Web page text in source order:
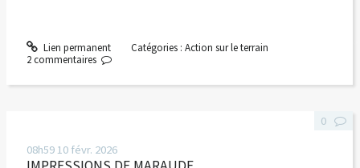
Lien permanent Catégories : Action sur le terrain
2 commentaires
08h5910 févr. 2026
0